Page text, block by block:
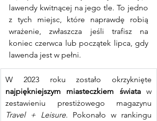
lawendy kwitnącej na jego tle. To jedno
z tych miejsc, które naprawdę robią
wrażenie, zwłaszcza jeśli trafisz na
koniec czerwca lub początek lipca, gdy
lawenda jest w pełni.
najpiękniejszym miasteczkiem świata w
Travel + Leisure. Pokonało w rankingu